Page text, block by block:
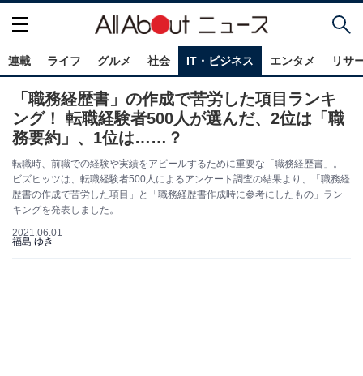
連載 ライフ グルメ 社会 IT・ビジネス エンタメ リサ
「職務経歴書」の作成で苦労した項目ランキ
ング！ 転職経験者500人が選んだ、2位は「職
務要約」、1位は……？
転職時、前職での経験や実績をアピールするために重要な「職務経歴書」。
ビズヒッツは、転職経験者500人によるアンケート調査の結果より、「職務経
歴書の作成で苦労した項目」と「職務経歴書作成時に参考にしたもの」ラン
キングを発表しました。
2021.06.01
福島 ゆき